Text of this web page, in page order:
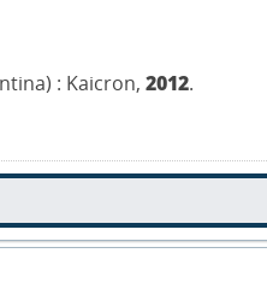
: Kaicron, 2012.